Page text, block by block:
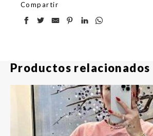
Compartir
Productos relacionados